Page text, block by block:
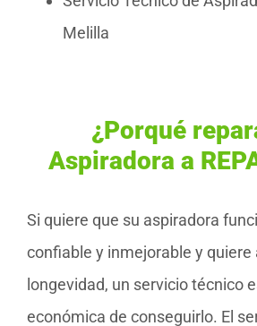
Melilla
¿Porqué
Aspiradora a
Si quiere que su aspiradora
confiable y inmejorable y quiere
longevidad, un servicio técnico
económica de conseguirlo. El